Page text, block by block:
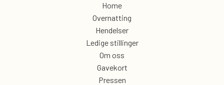
Home
Overnatting
Hendelser
Ledige stillinger
Om oss
Gavekort
Pressen